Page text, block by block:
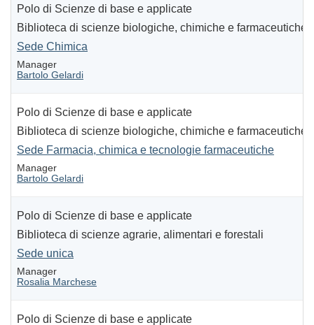
Polo di Scienze di base e applicate
Biblioteca di scienze biologiche, chimiche e farmaceutiche
Sede Chimica
Manager
Bartolo Gelardi
Polo di Scienze di base e applicate
Biblioteca di scienze biologiche, chimiche e farmaceutiche
Sede Farmacia, chimica e tecnologie farmaceutiche
Manager
Bartolo Gelardi
Polo di Scienze di base e applicate
Biblioteca di scienze agrarie, alimentari e forestali
Sede unica
Manager
Rosalia Marchese
Polo di Scienze di base e applicate